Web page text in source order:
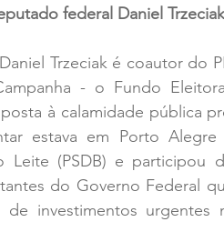
federal Daniel
Trzeciak é coautor do
- o Fundo
à calamidade pública
estava em Porto
Leite (PSDB) e participou
do Governo Federal
investimentos urgentes